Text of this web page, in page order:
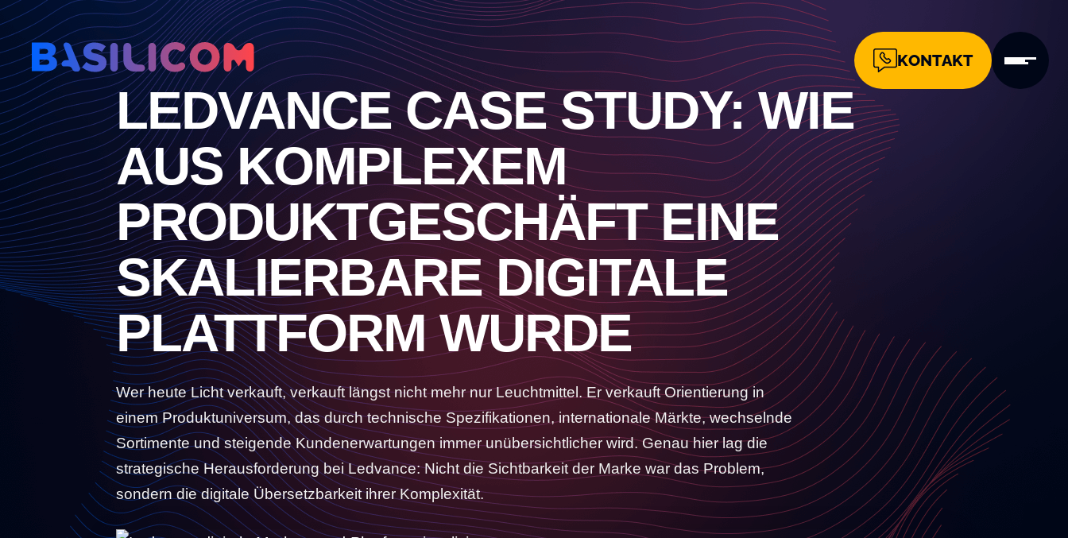
Company Logo von Basilicom GmbH KONTAKT
LEDVANCE CASE STUDY: WIE
AUS KOMPLEXEM
PRODUKTGESCHÄFT EINE
SKALIERBARE DIGITALE
PLATTFORM WURDE
Wer heute Licht verkauft, verkauft längst nicht mehr nur Leuchtmittel. Er verkauft Orientierung in
einem Produktuniversum, das durch technische Spezifikationen, internationale Märkte, wechselnde
Sortimente und steigende Kundenerwartungen immer unübersichtlicher wird. Genau hier lag die
strategische Herausforderung bei Ledvance: Nicht die Sichtbarkeit der Marke war das Problem,
sondern die digitale Übersetzbarkeit ihrer Komplexität.